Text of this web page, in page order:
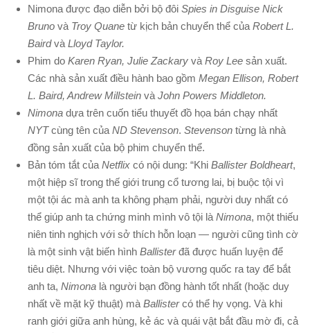
Nimona được đạo diễn bởi bộ đôi Spies in Disguise Nick
Bruno và Troy Quane từ kịch bản chuyển thể của Robert L.
Bairdvà Lloyd Taylor.
Phim do Karen Ryan, Julie Zackary và Roy Lee sản xuất.
Các nhà sản xuất điều hành bao gồm Megan Ellison, Robert
L. Baird, Andrew Millstein và John Powers Middleton.
Nimona dựa trên cuốn tiểu thuyết đồ họa bán chạy nhất
NYTcùng tên của ND Stevenson. Stevenson từng là nhà
đồng sản xuất của bộ phim chuyển thể.
Bản tóm tắt của Netflix có nội dung: “Khi Ballister Boldheart,
một hiệp sĩ trong thế giới trung cổ tương lai, bị buộc tội vì
một tội ác mà anh ta không phạm phải, người duy nhất có
thể giúp anh ta chứng minh mình vô tội là Nimona, một thiếu
niên tinh nghịch với sở thích hỗn loạn — người cũng tình cờ
là một sinh vật biến hình Ballisterđã được huấn luyện để
tiêu diệt. Nhưng với việc toàn bộ vương quốc ra tay để bắt
anh ta, Nimona là người bạn đồng hành tốt nhất (hoặc duy
nhất về mặt kỹ thuật) mà Ballistercó thể hy vọng. Và khi
ranh giới giữa anh hùng, kẻ ác và quái vật bắt đầu mờ đi, cả